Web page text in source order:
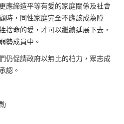
應締造平等有愛的家庭關係及社會
時，同性家庭完全不應該成為障
捨命的愛，才可以繼續延展下去，
勢成員中。
仍促請政府以無比的柏力，眾志成
認。